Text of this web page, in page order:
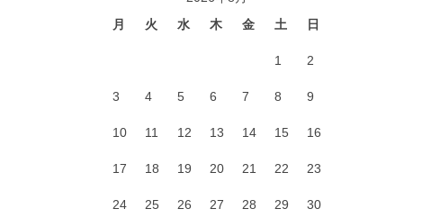
月
火 水 木 金 土 日
1 2
3 4 5 6 7 8 9
10 11 12 13 14 15 16
17 18 19 20 21 22 23
24 25 26 27 28 29 30